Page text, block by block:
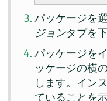
パッケージを
ジョンタブを
パッケージを
ッケージの横
します。イン
ていることを